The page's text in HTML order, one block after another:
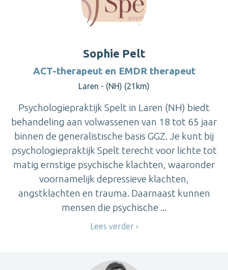
Sophie Pelt
ACT-therapeut en EMDR therapeut
Laren - (NH) (21km)
Psychologiepraktijk Spelt in Laren (NH) biedt
behandeling aan volwassenen van 18 tot 65 jaar
binnen de generalistische basis GGZ. Je kunt bij
psychologiepraktijk Spelt terecht voor lichte tot
matig ernstige psychische klachten, waaronder
voornamelijk depressieve klachten,
angstklachten en trauma. Daarnaast kunnen
mensen die psychische ...
Lees verder